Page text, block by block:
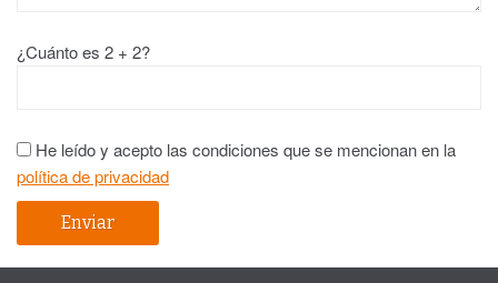
¿Cuánto es 2 + 2?
He leído y acepto las condiciones que se mencionan en la
política de privacidad